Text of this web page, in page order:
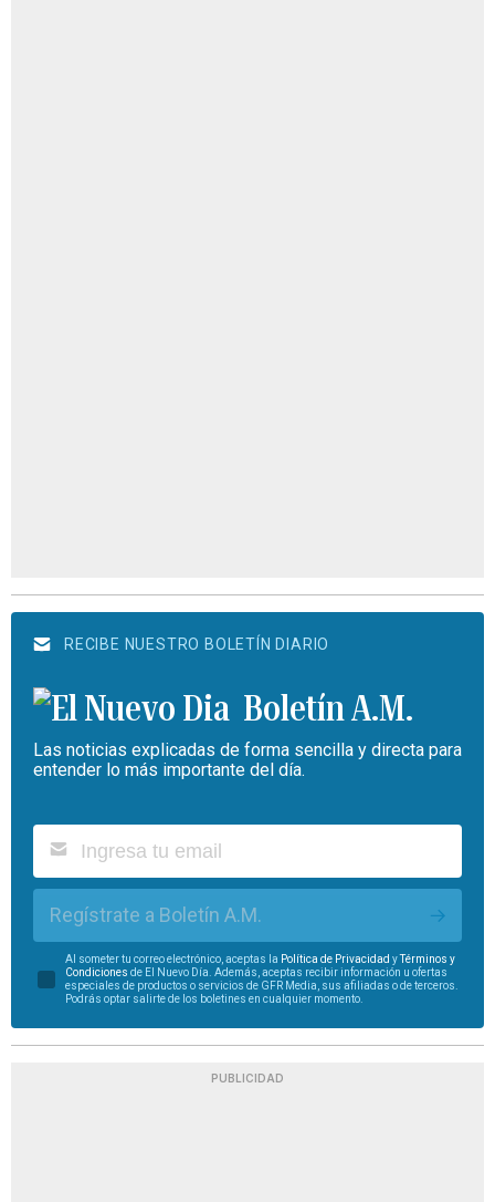
RECIBE NUESTRO BOLETÍN DIARIO
Boletín A.M.
Las noticias explicadas de forma sencilla y directa para
entender lo más importante del día.
Regístrate a Boletín A.M.
Al someter tu correo electrónico, aceptas la Política de Privacidad yTérminos y
Condiciones de El Nuevo Día. Además, aceptas recibir información u ofertas
especiales de productos o servicios de GFR Media, sus afiliadas o de terceros.
Podrás optar salirte de los boletines en cualquier momento.
PUBLICIDAD